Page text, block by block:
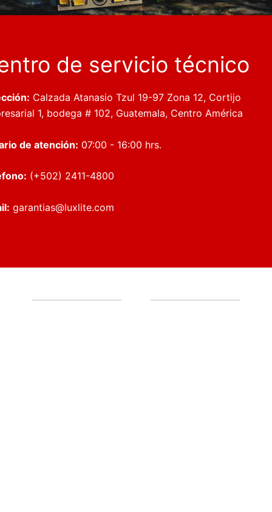
de servicio técnico
Calzada Atanasio Tzul 19-97 Zona 12, Cortijo
1, bodega # 102, Guatemala, Centro América
de atención: 07:00 - 16:00 hrs.
(+502) 2411-4800
garantias@luxlite.com